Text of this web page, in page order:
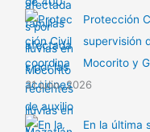
Protección
supervisión
Mocorito y
31 julio, 2026
En la última